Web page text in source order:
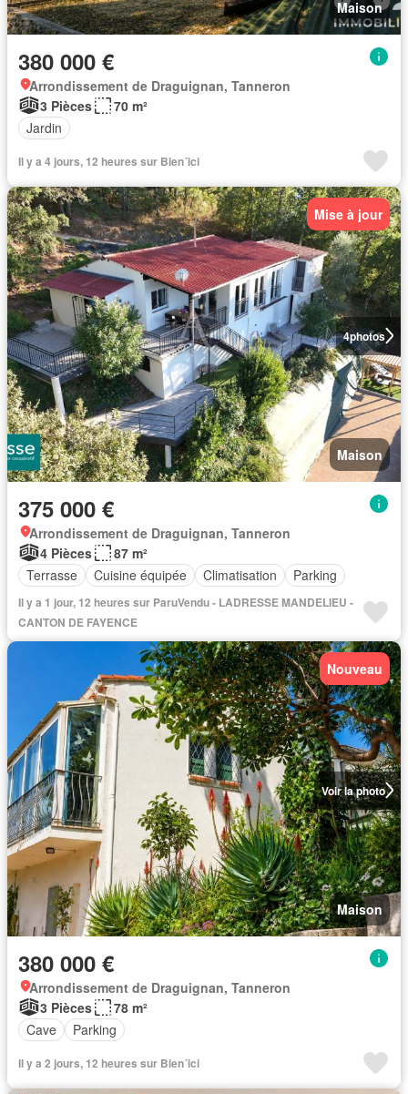
Maison
380 000 €
Arrondissement de Draguignan, Tanneron
3 Pièces
70 m²
Jardin
Il y a 4 jours, 12 heures sur Bien´ici
4photos
Mise à jour
Maison
375 000 €
Arrondissement de Draguignan, Tanneron
4 Pièces
87 m²
Terrasse
Cuisine équipée Climatisation Parking
Il y a 1 jour, 12 heures sur ParuVendu - LADRESSE MANDELIEU -
CANTON DE FAYENCE
Voir la photo
Nouveau
Maison
380 000 €
Arrondissement de Draguignan, Tanneron
3 Pièces
78 m²
Cave
Parking
Il y a 2 jours, 12 heures sur Bien´ici